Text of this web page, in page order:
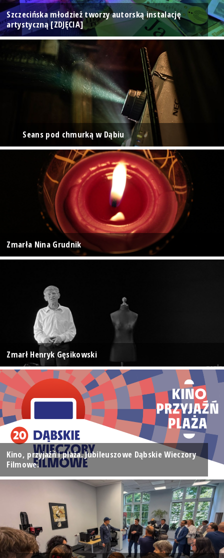
Szczecińska młodzież tworzy autorską instalację
artystyczną [ZDJĘCIA]
Seans pod chmurką w Dąbiu
Zmarła Nina Grudnik
Zmarł Henryk Gęsikowski
Kino, przyjaźń i plaża. Jubileuszowe Dąbskie Wieczory
Filmowe.